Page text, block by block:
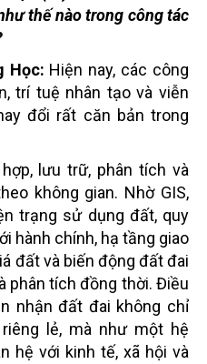
thế nào trong công tác
Học: Hiện nay, các công
trí tuệ nhân tạo và viễn
đổi rất căn bản trong
lưu trữ, phân tích và
không gian. Nhờ GIS,
trạng sử dụng đất, quy
hành chính, hạ tầng giao
đất và biến động đất đai
phân tích đồng thời. Điều
nhận đất đai không chỉ
lẻ, mà như một hệ
hệ với kinh tế, xã hội và